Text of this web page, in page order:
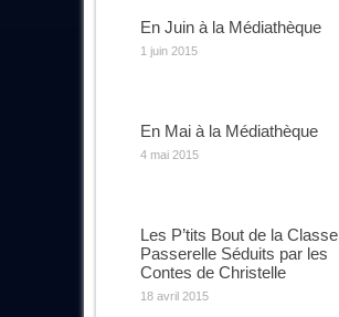
En Juin à la Médiathèque
1 juin 2015
En Mai à la Médiathèque
4 mai 2015
Les P’tits Bout de la Classe
Passerelle Séduits par les
Contes de Christelle
18 avril 2015